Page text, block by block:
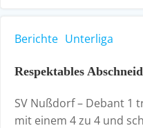
Berichte Unterliga
Respektables
SV Nußdorf – Debant 1
mit einem 4 zu 4 und